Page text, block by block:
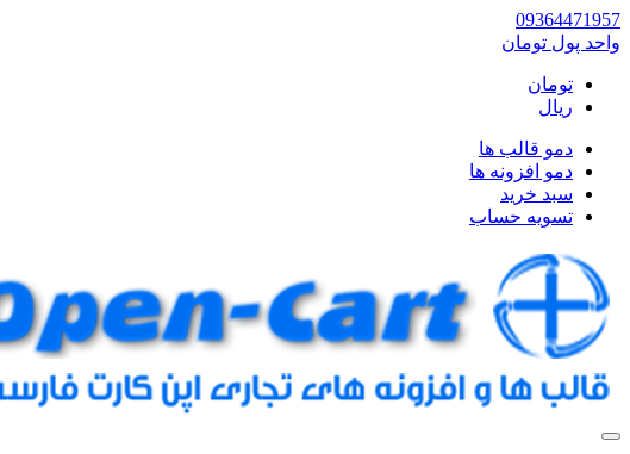
09364471957
واحد پول تومان
تومان
ریال
دمو قالب ها
دمو افزونه ها
سبد خرید
تسویه حساب